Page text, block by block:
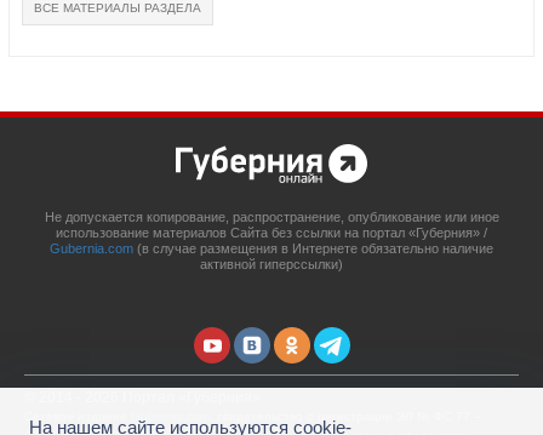
ВСЕ МАТЕРИАЛЫ РАЗДЕЛА
Не допускается копирование, распространение, опубликование или иное
использование материалов Сайта без ссылки на портал «Губерния» /
Gubernia.com (в случае размещения в Интернете обязательно наличие
активной гиперссылки)
На нашем сайте используются cookie-